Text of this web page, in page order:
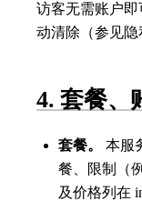
访客无需账户
动清除（参见隐
4. 套餐、
套餐。
本服
餐、限制（
及价格列在